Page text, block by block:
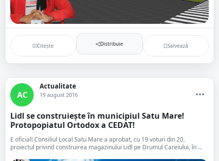
Citește Distribuie Salvează
AC
Actualitate
19 august 2016
Lidl se construiește în municipiul Satu Mare!
Protopopiatul Ortodox a CEDAT!
E oficial! Consiliul Local Satu Mare a aprobat, cu 19 voturi din 20,
proiectul privind construirea magazinului Lidl pe Drumul Careiului, în ...